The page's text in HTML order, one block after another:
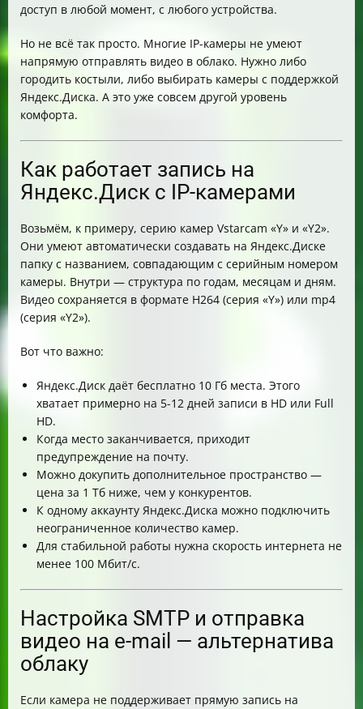
доступ в любой момент, с любого устройства.
Но не всё так просто. Многие IP-камеры не умеют
напрямую отправлять видео в облако. Нужно либо
городить костыли, либо выбирать камеры с поддержкой
Яндекс.Диска. А это уже совсем другой уровень
комфорта.
Как работает запись на
Яндекс.Диск с IP-камерами
Возьмём, к примеру, серию камер Vstarcam «Y» и «Y2».
Они умеют автоматически создавать на Яндекс.Диске
папку с названием, совпадающим с серийным номером
камеры. Внутри — структура по годам, месяцам и дням.
Видео сохраняется в формате H264 (серия «Y») или mp4
(серия «Y2»).
Вот что важно:
Яндекс.Диск даёт бесплатно 10 Гб места. Этого
хватает примерно на 5-12 дней записи в HD или Full
HD.
Когда место заканчивается, приходит
предупреждение на почту.
Можно докупить дополнительное пространство —
цена за 1 Тб ниже, чем у конкурентов.
К одному аккаунту Яндекс.Диска можно подключить
неограниченное количество камер.
Для стабильной работы нужна скорость интернета не
менее 100 Мбит/с.
Настройка SMTP и отправка
видео на e-mail — альтернатива
облаку
Если камера не поддерживает прямую запись на